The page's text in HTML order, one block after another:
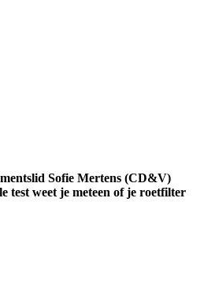
Sofie Mertens (CD&V)
test weet je meteen of je roetfilter